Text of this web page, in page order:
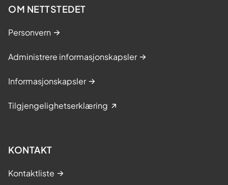
OM NETTSTEDET
Personvern
Administrere informasjonskapsler
Informasjonskapsler
Tilgjengelighetserklæring
KONTAKT
Kontaktliste